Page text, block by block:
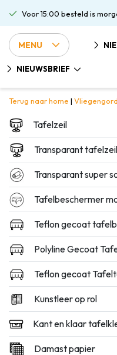
Voor 15:00 besteld is
MENU
NIEUWSBRIEF
Terug naar home |
Tafelzeil
Transparant tafelzeil
Transparant super
Tafelbeschermer
Teflon gecoat
Polyline Gecoat
Kunstleer op rol
Kant en klaar
Damast papier